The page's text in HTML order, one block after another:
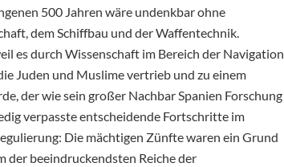
500 Jahren wäre undenkbar ohne
dem Schiffbau und der Waffentechnik.
es durch Wissenschaft im Bereich der Navigation
Juden und Muslime vertrieb und zu einem
der wie sein großer Nachbar Spanien Forschung
verpasste entscheidende Fortschritte im
Die mächtigen Zünfte waren ein Grund
der beeindruckendsten Reiche der